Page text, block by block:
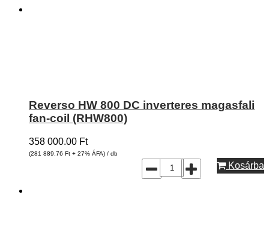
Reverso HW 800 DC inverteres magasfali
fan-coil (RHW800)
358 000.00 Ft
(281 889.76 Ft + 27% ÁFA) / db
Kosárba